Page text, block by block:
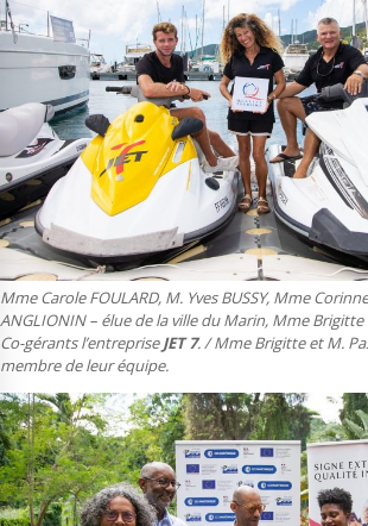
Mme Carole FOULARD, M. Yves BUSSY, Mme
ANGLIONIN – élue de la ville du Marin, Mme Brigitte
Co-gérants l’entrepriseJET 7. / Mme Brigitte et M.
membre de leur équipe.